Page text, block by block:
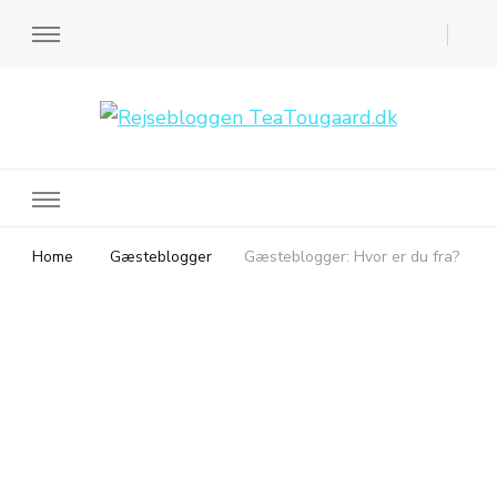
Home Gæsteblogger Gæsteblogger: Hvor er du fra?